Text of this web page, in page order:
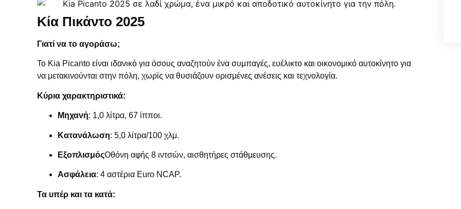
Κία Πικάντο 2025
Γιατί να το αγοράσω;
Το Kia Picanto είναι ιδανικό για όσους αναζητούν ένα συμπαγές, ευέλικτο και οικονομικό αυτοκίνητο για
να μετακινούνται στην πόλη, χωρίς να θυσιάζουν ορισμένες ανέσεις και τεχνολογία.
Κύρια χαρακτηριστικά:
Μηχανή: 1,0 λίτρα, 67 ίπποι.
Κατανάλωση: 5,0 λίτρα/100 χλμ.
ΕξοπλισμόςΟθόνη αφής 8 ιντσών, αισθητήρες στάθμευσης.
Ασφάλεια: 4 αστέρια Euro NCAP.
Τα υπέρ και τα κατά: